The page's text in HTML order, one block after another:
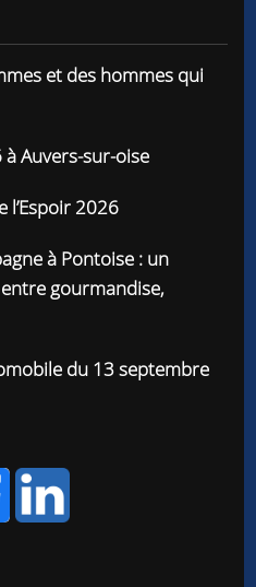
et des hommes qui
Auvers-sur-oise
l’Espoir 2026
à Pontoise : un
gourmandise,
du 13 septembre